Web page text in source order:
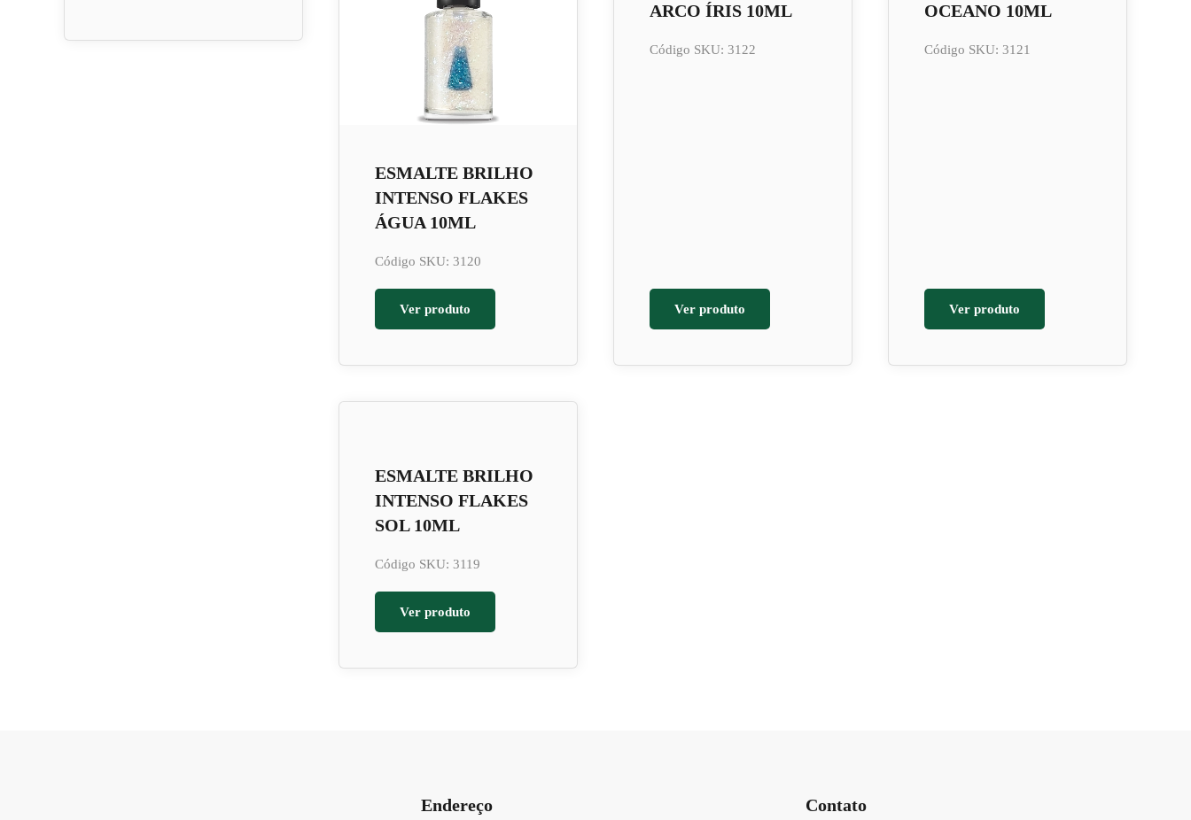
ESMALTE BRILHO
INTENSO FLAKES
ÁGUA 10ML
Código SKU: 3120
Ver produto
ARCO ÍRIS 10ML
Código SKU: 3122
Ver produto
OCEANO 10ML
Código SKU: 3121
Ver produto
ESMALTE BRILHO
INTENSO FLAKES
SOL 10ML
Código SKU: 3119
Ver produto
Endereço Contato